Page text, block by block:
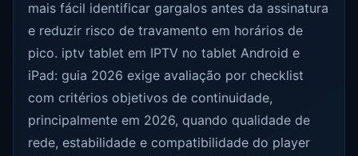
mais fácil identificar gargalos antes da assinatura
e reduzir risco de travamento em horários de
pico. iptv tablet em IPTV no tablet Android e
iPad: guia 2026 exige avaliação por checklist
com critérios objetivos de continuidade,
principalmente em 2026, quando qualidade de
rede, estabilidade e compatibilidade do player